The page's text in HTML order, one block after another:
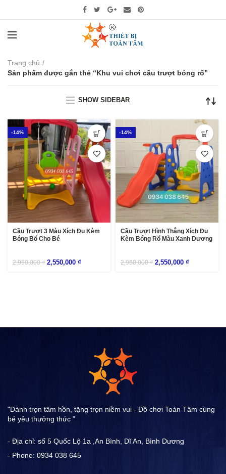
Trang chủ
Sản phẩm được gắn thẻ “Khu vui chơi cầu trượt bóng rổ”
SHOW SIDEBAR
-14%
Cầu Trượt 3 Màu Xích Đu Kèm
Bóng Bổ Cho Bé
2,950,000₫ 2,550,000 ₫
-14%
Cầu Trượt Hình Thẳng Xích Đu
Kèm Bóng Rổ Màu Xanh Dương
2,950,000₫ 2,550,000 ₫
"Dành trọn tâm hồn, tặng trọn niềm vui - Đồ chơi Toàn Tâm cùng
bé yêu thưởng thức "
- Địa chỉ: số 5 Quốc Lộ 1a ,An Bình, Dĩ An, Bình Dương
- Phone: 0934 038 645